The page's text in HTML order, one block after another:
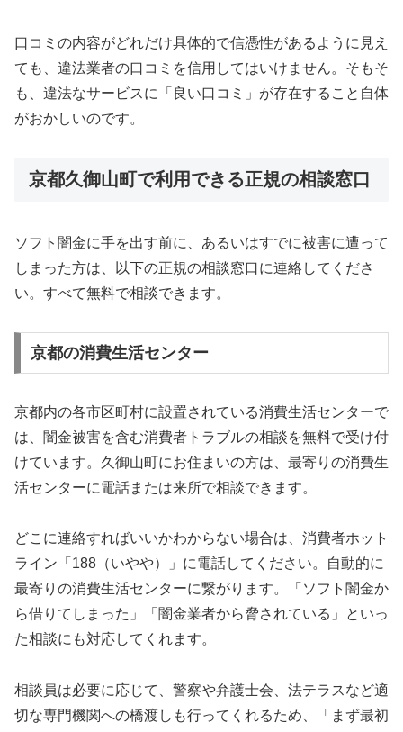
口コミの内容がどれだけ具体的で信憑性があるように見え
ても、違法業者の口コミを信用してはいけません。そもそ
も、違法なサービスに「良い口コミ」が存在すること自体
がおかしいのです。
京都久御山町で利用できる正規の相談窓口
ソフト闇金に手を出す前に、あるいはすでに被害に遭って
しまった方は、以下の正規の相談窓口に連絡してくださ
い。すべて無料で相談できます。
京都の消費生活センター
京都内の各市区町村に設置されている消費生活センターで
は、闇金被害を含む消費者トラブルの相談を無料で受け付
けています。久御山町にお住まいの方は、最寄りの消費生
活センターに電話または来所で相談できます。
どこに連絡すればいいかわからない場合は、消費者ホット
ライン「188（いやや）」に電話してください。自動的に
最寄りの消費生活センターに繋がります。「ソフト闇金か
ら借りてしまった」「闇金業者から脅されている」といっ
た相談にも対応してくれます。
相談員は必要に応じて、警察や弁護士会、法テラスなど適
切な専門機関への橋渡しも行ってくれるため、「まず最初